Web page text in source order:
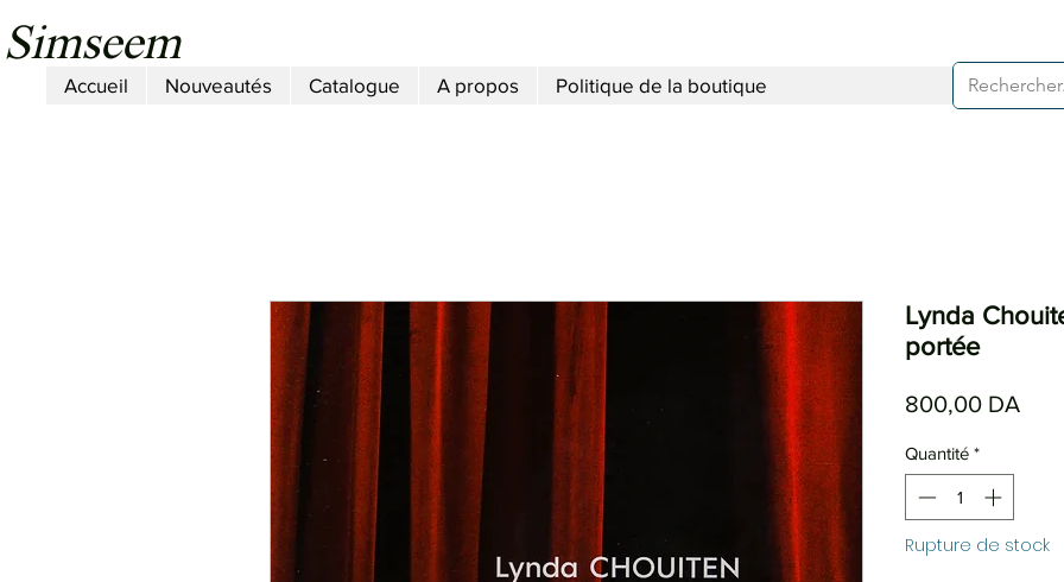
Simseem
Accueil Nouveautés Catalogue A propos Politique de la boutique
Lynda
portée
800,00 DA
Quantité *
Rupture de stock